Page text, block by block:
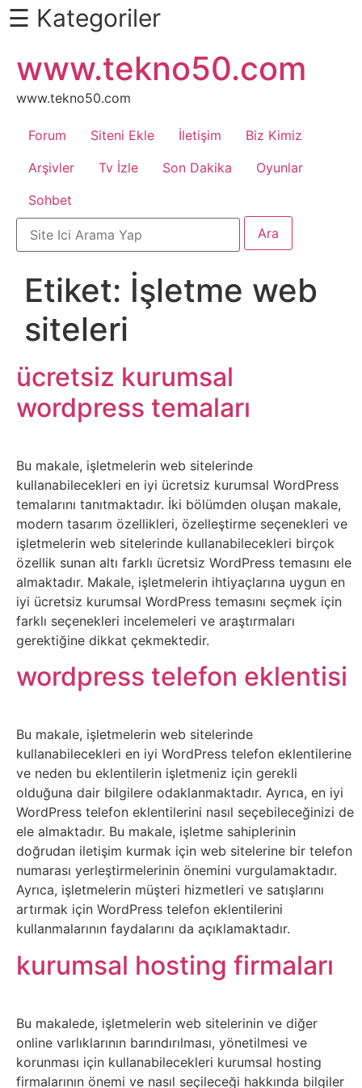
Daha
Fazlası
İçin
Kaydır
Android
Apk
Arabalar
Bankacılık
İşlemleri
Belgesel
Bilgi
Bilgisayar
Bilim
Bitcoin
Bitkiler
Çizgi
Film
Diğer
Sosyal
Medyalar
Din
Dokümanlar
Domain
Download
E-
Eğitim
☰ Kategoriler
atla
www.tekno50.com
www.tekno50.com
Forum Siteni Ekle İletişim
Biz Kimiz
Arşivler
Tv İzle Son Dakika
Oyunlar
Sohbet
Etiket: İşletme web
siteleri
ücretsiz kurumsal
wordpress temaları
Bu makale, işletmelerin web sitelerinde
kullanabilecekleri en iyi ücretsiz kurumsal WordPress
temalarını tanıtmaktadır. İki bölümden oluşan makale,
modern tasarım özellikleri, özelleştirme seçenekleri ve
işletmelerin web sitelerinde kullanabilecekleri birçok
özellik sunan altı farklı ücretsiz WordPress temasını ele
almaktadır. Makale, işletmelerin ihtiyaçlarına uygun en
iyi ücretsiz kurumsal WordPress temasını seçmek için
farklı seçenekleri incelemeleri ve araştırmaları
gerektiğine dikkat çekmektedir.
wordpress telefon eklentisi
Bu makale, işletmelerin web sitelerinde
kullanabilecekleri en iyi WordPress telefon eklentilerine
ve neden bu eklentilerin işletmeniz için gerekli
olduğuna dair bilgilere odaklanmaktadır. Ayrıca, en iyi
WordPress telefon eklentilerini nasıl seçebileceğinizi de
ele almaktadır. Bu makale, işletme sahiplerinin
doğrudan iletişim kurmak için web sitelerine bir telefon
numarası yerleştirmelerinin önemini vurgulamaktadır.
Ayrıca, işletmelerin müşteri hizmetleri ve satışlarını
artırmak için WordPress telefon eklentilerini
kullanmalarının faydalarını da açıklamaktadır.
kurumsal hosting firmaları
Bu makalede, işletmelerin web sitelerinin ve diğer
online varlıklarının barındırılması, yönetilmesi ve
korunması için kullanabilecekleri kurumsal hosting
firmalarının önemi ve nasıl seçileceği hakkında bilgiler